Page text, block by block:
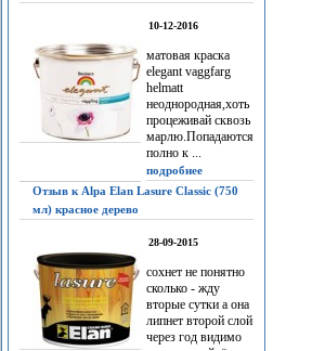
10-12-2016
матовая краска
elegant vaggfarg
helmatt
неоднородная,хоть
процеживай сквозь
марлю.Попадаются
полно к ...
подробнее
Отзыв к Alpa Elan Lasure Classic (750
мл) красное дерево
28-09-2015
сохнет не понятно
сколько - жду
вторые сутки а она
липнет второй слой
через год видимо